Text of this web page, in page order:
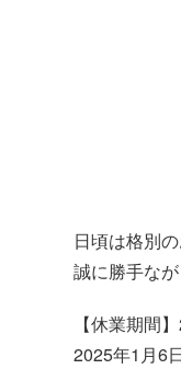
日頃は格別
誠に勝手な
【休業期間
2025年1月6